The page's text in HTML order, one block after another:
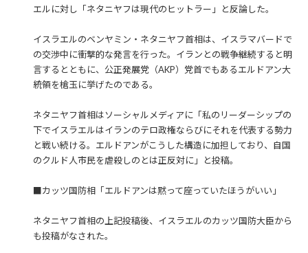
エルに対し「ネタニヤフは現代のヒットラー」と反論した。
イスラエルのベンヤミン・ネタニヤフ首相は、イスラマバードで
の交渉中に衝撃的な発言を行った。イランとの戦争継続すると明
言するとともに、公正発展党（AKP）党首でもあるエルドアン大
統領を槍玉に挙げたのである。
ネタニヤフ首相はソーシャルメディアに「私のリーダーシップの
下でイスラエルはイランのテロ政権ならびにそれを代表する勢力
と戦い続ける。エルドアンがこうした構造に加担しており、自国
のクルド人市民を虐殺しのとは正反対に」と投稿。
■カッツ国防相「エルドアンは黙って座っていたほうがいい」
ネタニヤフ首相の上記投稿後、イスラエルのカッツ国防大臣から
も投稿がなされた。